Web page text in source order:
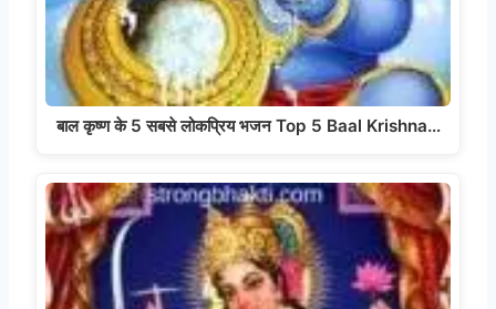
बाल कृष्ण के 5 सबसे लोकप्रिय भजन Top 5 Baal Krishna…